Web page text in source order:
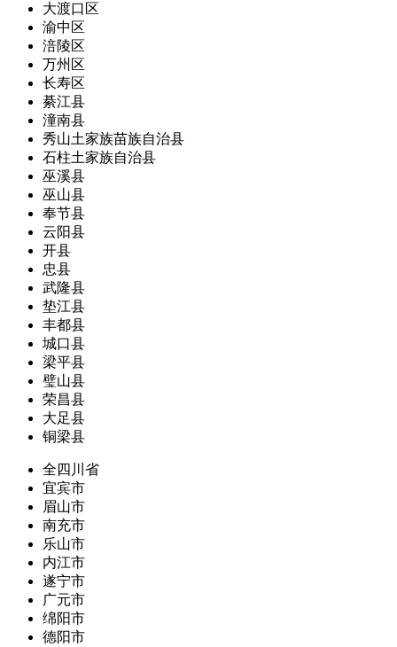
大渡口区
渝中区
涪陵区
万州区
长寿区
綦江县
潼南县
秀山土家族苗族自治县
石柱土家族自治县
巫溪县
巫山县
奉节县
云阳县
开县
忠县
武隆县
垫江县
丰都县
城口县
梁平县
璧山县
荣昌县
大足县
铜梁县
全四川省
宜宾市
眉山市
南充市
乐山市
内江市
遂宁市
广元市
绵阳市
德阳市